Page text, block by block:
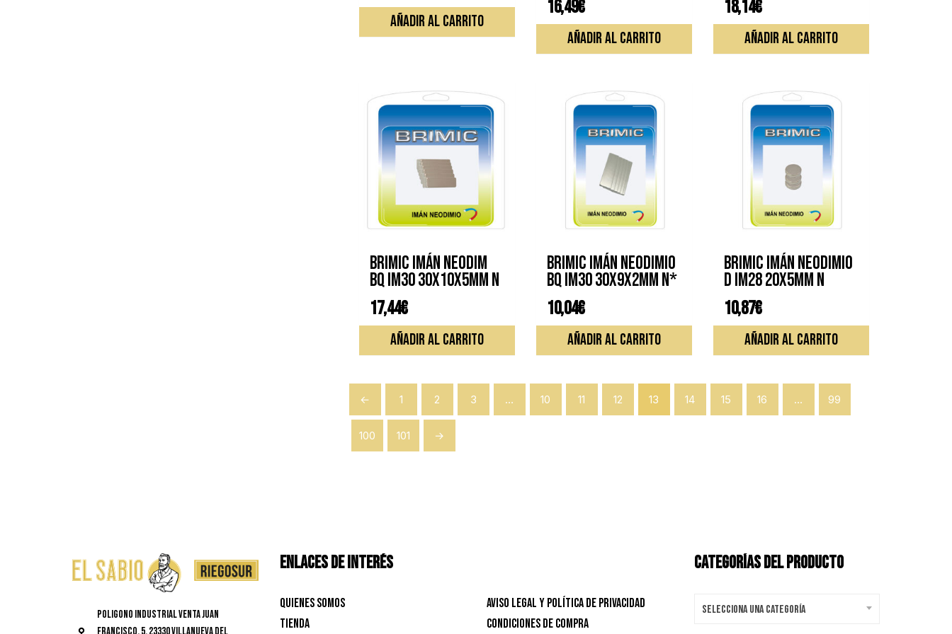
AÑADIR AL CARRITO
16,49€
AÑADIR AL CARRITO
18,14€
AÑADIR AL CARRITO
BRIMIC IMÁN NEODIM
BQ IM30 30X10X5MM N
17,44€
AÑADIR AL CARRITO
BRIMIC IMÁN NEODIMIO
BQ IM30 30X9X2MM N*
10,04€
AÑADIR AL CARRITO
BRIMIC IMÁN NEODIMIO
D IM28 20X5MM N
10,87€
AÑADIR AL CARRITO
← 1 2 3 … 10 11 12 13 14 15 16 … 99
100 101 →
Poligono Industrial Venta Juan
ENLACES DE INTERÉS
Quienes Somos
Tienda
Aviso Legal y Política de privacidad
Condiciones de Compra
CATEGORÍAS DEL PRODUCTO
Selecciona una categoría